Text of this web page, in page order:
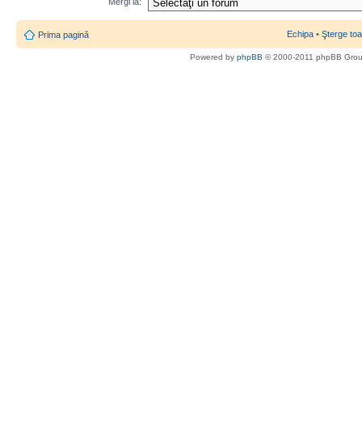
Prima pagină Echipa • Şterge
Powered by phpBB © 2000-2011 phpBB